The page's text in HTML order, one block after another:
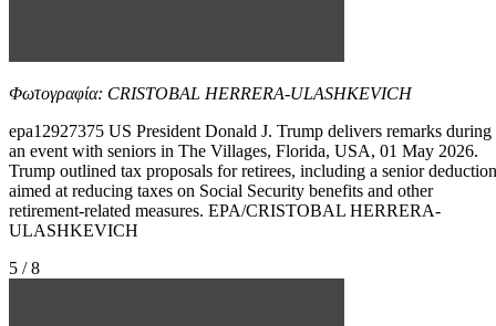
Φωτογραφία: CRISTOBAL HERRERA-ULASHKEVICH
epa12927375 US President Donald J. Trump delivers remarks during
an event with seniors in The Villages, Florida, USA, 01 May 2026.
Trump outlined tax proposals for retirees, including a senior deduction
aimed at reducing taxes on Social Security benefits and other
retirement-related measures. EPA/CRISTOBAL HERRERA-
ULASHKEVICH
5 / 8